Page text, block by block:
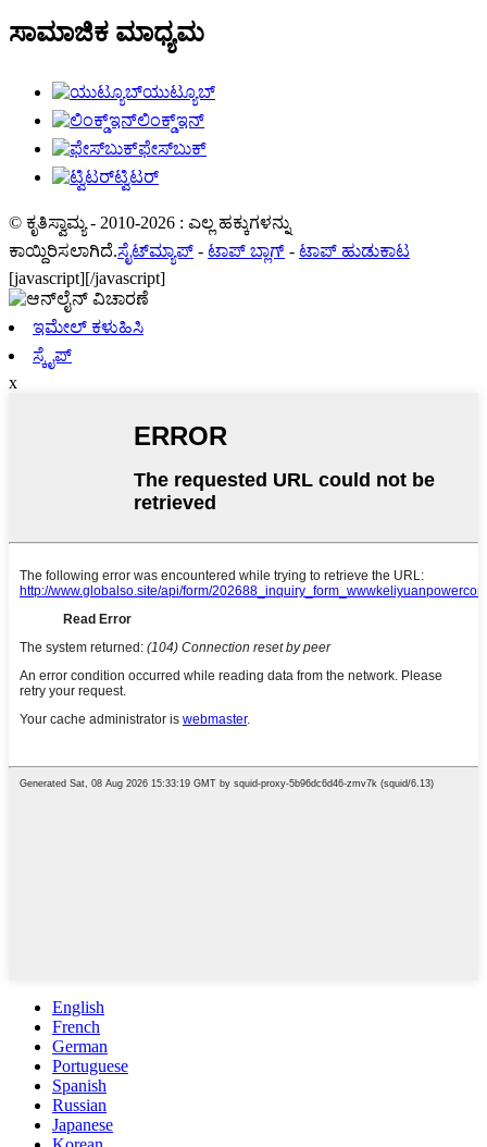
ಸಾಮಾಜಿಕ ಮಾಧ್ಯಮ
ಯುಟ್ಯೂಬ್
ಲಿಂಕ್ಡ್ಇನ್
ಫೇಸ್‌ಬುಕ್
ಟ್ವಿಟರ್
© ಕೃತಿಸ್ವಾಮ್ಯ - 2010-2026 : ಎಲ್ಲ ಹಕ್ಕುಗಳನ್ನು
ಕಾಯ್ದಿರಿಸಲಾಗಿದೆ.ಸೈಟ್‌ಮ್ಯಾಪ್ - ಟಾಪ್ ಬ್ಲಾಗ್ - ಟಾಪ್ ಹುಡುಕಾಟ
[javascript][/javascript]
ಇಮೇಲ್ ಕಳುಹಿಸಿ
ಸ್ಕೈಪ್
x
English
French
German
Portuguese
Spanish
Russian
Japanese